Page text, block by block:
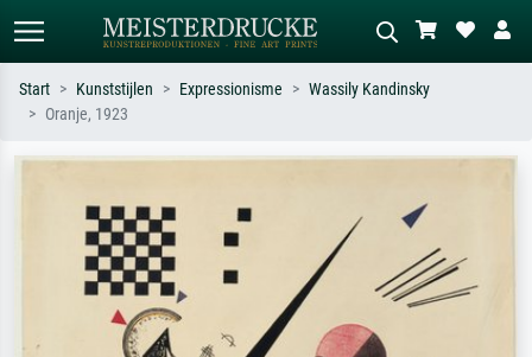
Hokusai-golf, naakt.
weide, abstract met veel rood, donker
olieverfschilderij, staand naakt naast
Start Kunststijlen Expressionisme
Wassily Kandinsky
Oranje, 1923